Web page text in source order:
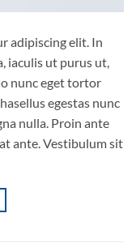
adipiscing elit. In
iaculis ut purus ut,
nunc eget tortor
egestas nunc
nulla. Proin ante
ante. Vestibulum sit